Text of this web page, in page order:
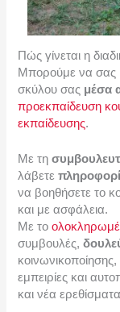
Πώς γίνεται η
Μπορούμε να σας
σκύλου σας μέσα
προεκπαίδευση
εκπαίδευσης.
Με τη
λάβετε
να βοηθήσετε το
και με ασφάλεια.
Με το
συμβουλές,
εμπειρίες και
και νέα